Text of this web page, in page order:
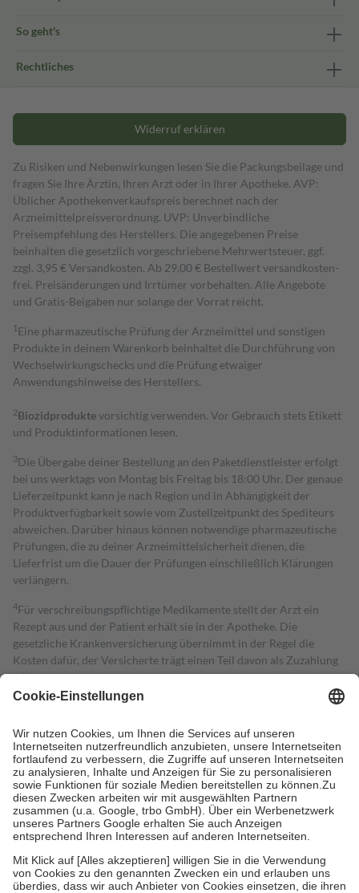
So geht's
Rechtliches
Widerruf erklären
Zu Risiken und Nebenwirkungen lesen Sie die Packungsbeilage und
fragen Sie Ihre Ärztin, Ihren Arzt oder in Ihrer Apotheke. AVP:
Üblicher Apothekenverkaufspreis berechnet nach der
Arzneimittelpreisverordnung. UVP: Unverbindliche
Preisempfehlung des Herstellers. Die angegebenen Preise
beinhalten die gesetzlich vorgeschriebene Mehrwertsteuer, ggf.
zzgl. 3,95 € Versandkosten. Ab 29,00 € Bestell­wert versand­kosten­
frei. Preisänderungen und Irrtümer vorbehalten. Alle Angebote
und Gratis-Beigaben nur solange der Vorrat reicht.
1 Eine pharmazeutische Prüfung der Arzneimittel und sonstigen
Produkte in deinem Warenkorb beinhaltet die Durchführung von
Wechselwirkungschecks und die Prüfung etwaiger
Anwendungshinweise des Herstellers.
2Biozidproduktevorsichtig verwenden. Vor Gebrauch stets Etikett
und Produktinformationen lesen.
3Die Übergabe deiner Bestellung an den Paketdienstleister erfolgt
bei uns werktags von Montag bis Freitag bis 18:00 Uhr. Der genaue
Lieferzeitpunkt kann je nach Region und in Abhängigkeit der
Produktverfügbarkeit sowie vom Zustellzeitpunkt des Spediteurs
abweichen. Darüber hinaus können notwendige pharmazeutische
Prüfungen, die zu deiner Arzneimittelsicherheit dienen, die
Lieferfrist um die Dauer der Prüfungen einschließlich Klärungen
verlängern.
4Für verschreibungspflichtige Medikamente stellt der Arzt ein
Rezept aus und der Patient erhält sie in der Apotheke. Die
gesetzliche Krankenversicherung übernimmt in der Regel die
Kosten dafür, der Versicherte trägt einen Teil davon als Zuzahlung
mit.
Grundsätzlich leisten Mitglieder Zuzahlungen in Höhe von zehn
höchstens zehn Euro.
Es sind jedoch nie mehr als die tatsächlichen
Kosten der Leistung zu entrichten.
Diese Regeln gelten grundsätzlich auch für Online-Apotheken.
Bei Heilmitteln und häuslicher Krankenpflege beträgt die
Zuzahlung zehn Prozent der Kosten sowie zehn Euro je
Verordnung.
Um das Engagement der Versicherten für ihre eigene Gesundheit zu
stärken und die besondere Stellung der Familie zu unterstützen,
fallenkeine Zuzahlungenan bei:
• Kindern und Jugendlichen bis zum vollendeten 18. Lebensjahr